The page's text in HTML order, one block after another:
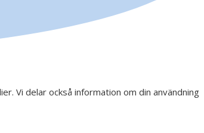
Vi delar också information om din användning